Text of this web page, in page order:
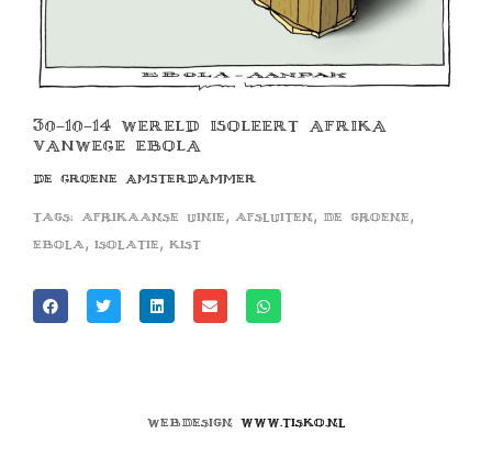
30-10-14 WERELD ISOLEERT AFRIKA
VANWEGE EBOLA
DE GROENE AMSTERDAMMER
Tags: afrikaanse uinie , afsluiten, de groene ,
ebola, isolatie , kist
Webdesign www.tisko.nl